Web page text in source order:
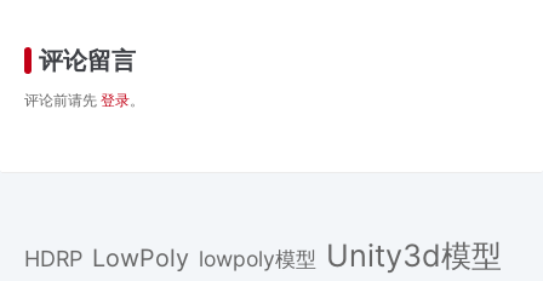
评论留言
评论前请先 登录。
HDRP LowPoly lowpoly模型 Unity3d模型